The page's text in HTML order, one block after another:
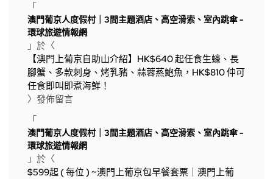
「
澳門葡京人度假村｜3間主題酒店、高空滑索、室內跳傘 -
環球旅遊情報網
」於〈
【澳門上葡京自助山介紹】HK$640 起任食生蠔、長
腳蟹、多款刺身、烤乳豬、蒜蓉蒸鮑魚，HK$810 仲可
任食即叫即煮海鮮！
〉發佈留言
「
澳門葡京人度假村｜3間主題酒店、高空滑索、室內跳傘 -
環球旅遊情報網
」於〈
$599起 ( 每位 ) ~澳門上葡京包早餐套票｜澳門上葡